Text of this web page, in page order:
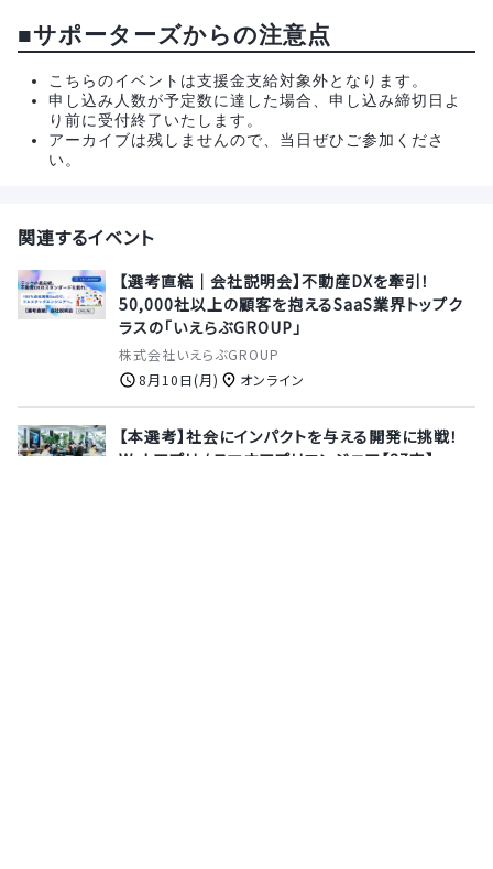
■サポーターズからの注意点
こちらのイベントは支援金支給対象外となります。
申し込み人数が予定数に達した場合、申し込み締切日よ
り前に受付終了いたします。
アーカイブは残しませんので、当日ぜひご参加くださ
い。
関連するイベント
【選考直結｜会社説明会】不動産DXを牽引！
50,000社以上の顧客を抱えるSaaS業界トップク
ラスの「いえらぶGROUP」
株式会社いえらぶGROUP
8月10日(月)
オンライン
【本選考】社会にインパクトを与える開発に挑戦！
Webアプリ / スマホアプリエンジニア【27卒】